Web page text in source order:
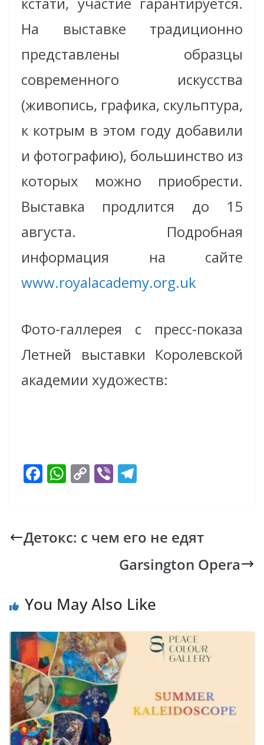
На выставке традиционно
представлены образцы
современного искусства
(живопись, графика, скульптура,
к котрым в этом году добавили
и фотографию), большинство из
которых можно приобрести.
Выставка продлится до 15
августа. Подробная
информация на сайте
www.royalacademy.org.uk
Фото-галлерея с пресс-показа
Летней выставки Королевской
академии художеств:
F
b
o
W
s
A
C
y
Li
Vi
gr
a
m
Детокс: с чем его не едят
Garsington Opera
You May Also Like